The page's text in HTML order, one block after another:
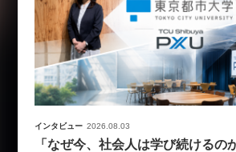
インタビュー 2026.08.03
「なぜ今、社会人は学び続けるの